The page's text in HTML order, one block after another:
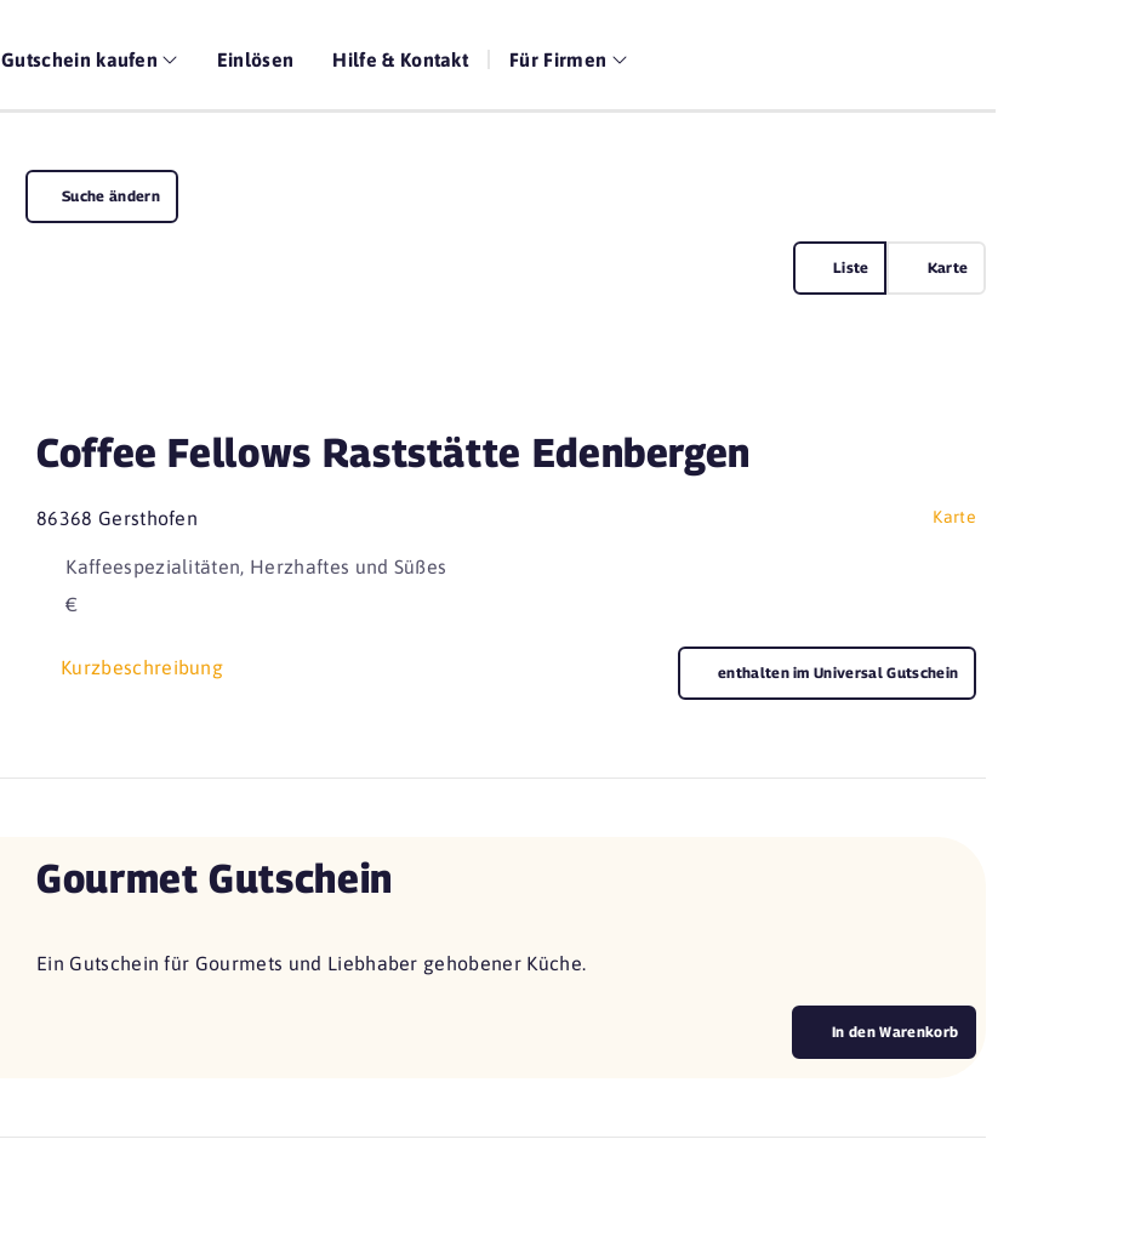
Gutschein kaufen Einlösen Hilfe & Kontakt Für Firmen
Suche ändern
Liste Karte
Coffee Fellows Raststätte Edenbergen
86368 Gersthofen Karte
Kaffeespezialitäten, Herzhaftes und Süßes
€
Kurzbeschreibung enthalten im Universal Gutschein
Gourmet Gutschein
Ein Gutschein für Gourmets und Liebhaber gehobener Küche.
In den Warenkorb